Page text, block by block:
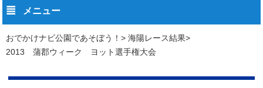
メニュー
おでかけナビ公園であそぼう！
海陽レース結果
2013 蒲郡ウィーク ヨット選手権大会